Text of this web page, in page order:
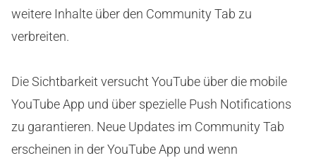
weitere Inhalte über den Community Tab zu
verbreiten.
Die Sichtbarkeit versucht YouTube über die mobile
YouTube App und über spezielle Push Notifications
zu garantieren. Neue Updates im Community Tab
erscheinen in der YouTube App und wenn